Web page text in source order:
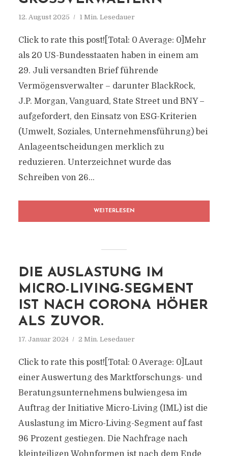
12. August 2025 1 Min. Lesedauer
Click to rate this post![Total: 0 Average: 0]Mehr
als 20 US-Bundesstaaten haben in einem am
29. Juli versandten Brief führende
Vermögensverwalter – darunter BlackRock,
J.P. Morgan, Vanguard, State Street und BNY –
aufgefordert, den Einsatz von ESG-Kriterien
(Umwelt, Soziales, Unternehmensführung) bei
Anlageentscheidungen merklich zu
reduzieren. Unterzeichnet wurde das
Schreiben von 26...
WEITERLESEN
DIE AUSLASTUNG IM
MICRO-LIVING-SEGMENT
IST NACH CORONA HÖHER
ALS ZUVOR.
17. Januar 2024 2 Min. Lesedauer
Click to rate this post![Total: 0 Average: 0]Laut
einer Auswertung des Marktforschungs- und
Beratungsunternehmens bulwiengesa im
Auftrag der Initiative Micro-Living (IML) ist die
Auslastung im Micro-Living-Segment auf fast
96 Prozent gestiegen. Die Nachfrage nach
kleinteiligen Wohnformen ist nach dem Ende